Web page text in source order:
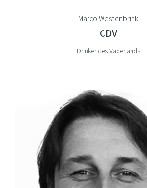
Marco Westenbrink
CDV
Drinker des Vaderlands